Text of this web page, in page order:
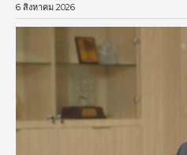
6 สิงหาคม 2026